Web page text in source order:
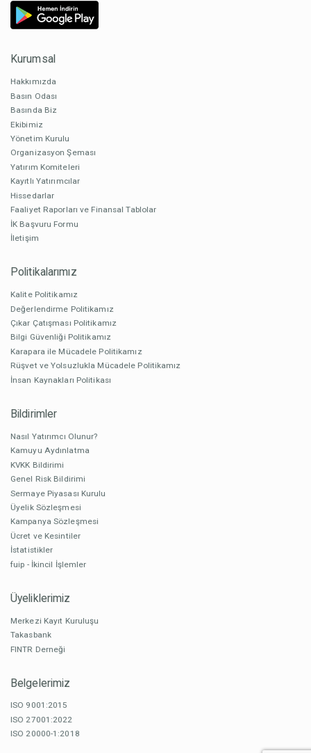
Kurumsal
Hakkımızda
Basın Odası
Basında Biz
Ekibimiz
Yönetim Kurulu
Organizasyon Şeması
Yatırım Komiteleri
Kayıtlı Yatırımcılar
Hissedarlar
Faaliyet Raporları ve Finansal Tablolar
İK Başvuru Formu
İletişim
Politikalarımız
Kalite Politikamız
Değerlendirme Politikamız
Çıkar Çatışması Politikamız
Bilgi Güvenliği Politikamız
Karapara ile Mücadele Politikamız
Rüşvet ve Yolsuzlukla Mücadele Politikamız
İnsan Kaynakları Politikası
Bildirimler
Nasıl Yatırımcı Olunur?
Kamuyu Aydınlatma
KVKK Bildirimi
Genel Risk Bildirimi
Sermaye Piyasası Kurulu
Üyelik Sözleşmesi
Kampanya Sözleşmesi
Ücret ve Kesintiler
İstatistikler
fuip - İkincil İşlemler
Üyeliklerimiz
Merkezi Kayıt Kuruluşu
Takasbank
FINTR Derneği
Belgelerimiz
ISO 9001:2015
ISO 27001:2022
ISO 20000-1:2018